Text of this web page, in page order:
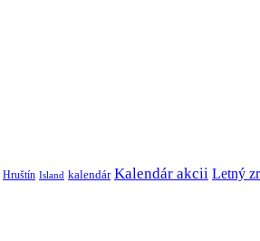
Hruštín Island kalendár Kalendár akcii Letný